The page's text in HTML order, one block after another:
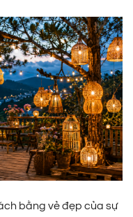
bằng vẻ đẹp của sự